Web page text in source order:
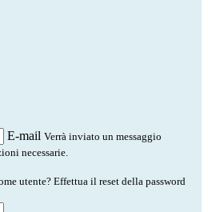
E-mail Verrà inviato un messaggio
necessarie.
utente? Effettua il reset della password